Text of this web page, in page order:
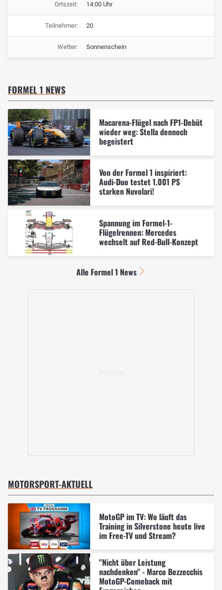
Ortszeit: 14:00 Uhr
Teilnehmer: 20
Wetter: Sonnenschein
FORMEL 1 NEWS
Macarena-Flügel nach FP1-Debüt
wieder weg: Stella dennoch
begeistert
Von der Formel 1 inspiriert:
Audi-Duo testet 1.001 PS
starken Nuvolari!
Spannung im Formel-1-
Flügelrennen: Mercedes
wechselt auf Red-Bull-Konzept
Alle Formel 1 News
MOTORSPORT-AKTUELL
MotoGP im TV: Wo läuft das
Training in Silverstone heute live
im Free-TV und Stream?
"Nicht über Leistung
nachdenken" - Marco Bezzecchis
MotoGP-Comeback mit